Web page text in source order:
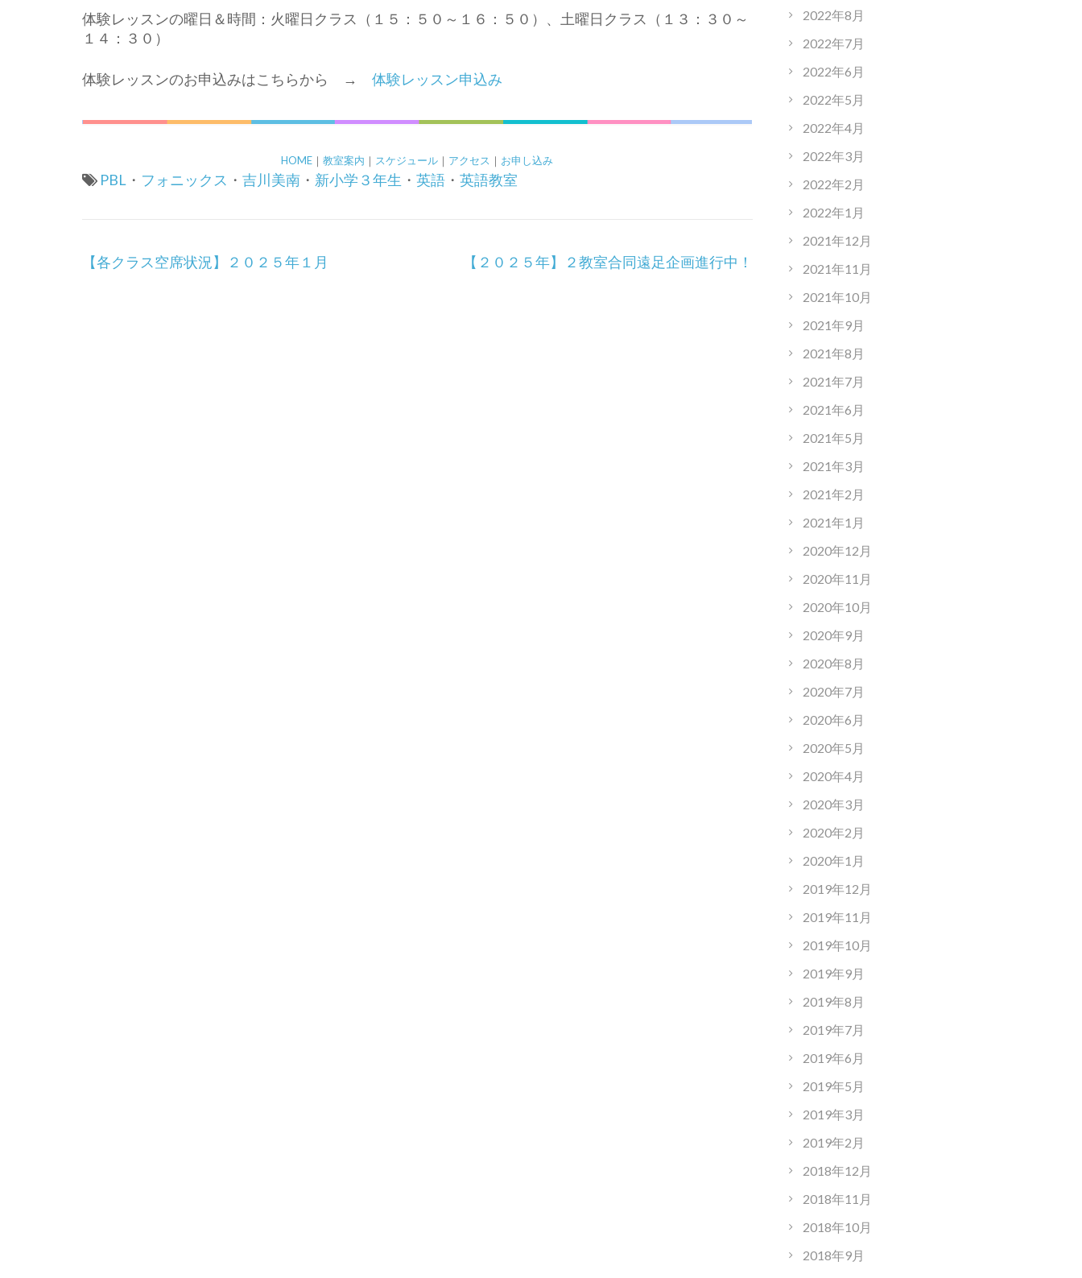
体験レッスンの曜日＆時間：火曜日クラス（１５：５０～１６：５０）、土曜日クラス（１３：３０～
１４：３０）
体験レッスンのお申込みはこちらから → 体験レッスン申込み
HOME ｜教室案内 ｜ スケジュール ｜ アクセス ｜ お申し込み
PBL ・ フォニックス ・ 吉川美南 ・ 新小学３年生 ・ 英語 ・ 英語教室
投
【各クラス空席状況】２０２５年１月 【２０２５年】２教室合同遠足企画進行中！
2022年8月
2022年7月
2022年6月
2022年5月
2022年4月
2022年3月
2022年2月
2022年1月
2021年12月
2021年11月
2021年10月
2021年9月
2021年8月
2021年7月
2021年6月
2021年5月
2021年3月
2021年2月
2021年1月
2020年12月
2020年11月
2020年10月
2020年9月
2020年8月
2020年7月
2020年6月
2020年5月
2020年4月
2020年3月
2020年2月
2020年1月
2019年12月
2019年11月
2019年10月
2019年9月
2019年8月
2019年7月
2019年6月
2019年5月
2019年3月
2019年2月
2018年12月
2018年11月
2018年10月
2018年9月